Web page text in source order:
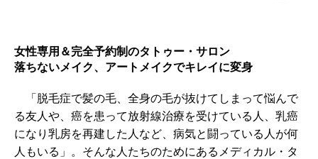
女性専用＆完全予約制のタトゥー・サロン
落ちないメイク、アートメイクでキレイに変身
「脱毛症で髪の毛、全身の毛が抜けてしまって悩んで
る友人や、癌を患って放射線治療を受けている人、乳癌
になり乳房を再建した人など、病気と闘っている人が何
人もいる」。そんな人たちのためにあるメディカル・タ